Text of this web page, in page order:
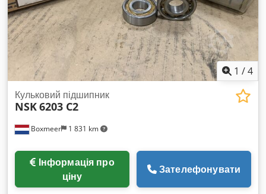
1 /4
Boxmeer 1 831 km
Кульковий підшипник
NSK6203 C2
ціну
Зателефонувати